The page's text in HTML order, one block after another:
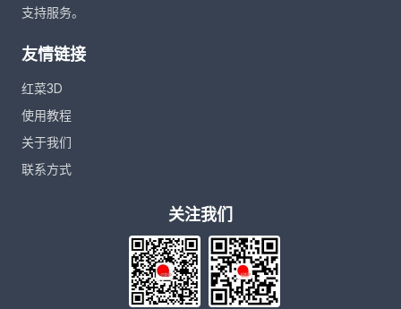
支持服务。
友情链接
红菜3D
使用教程
关于我们
联系方式
关注我们